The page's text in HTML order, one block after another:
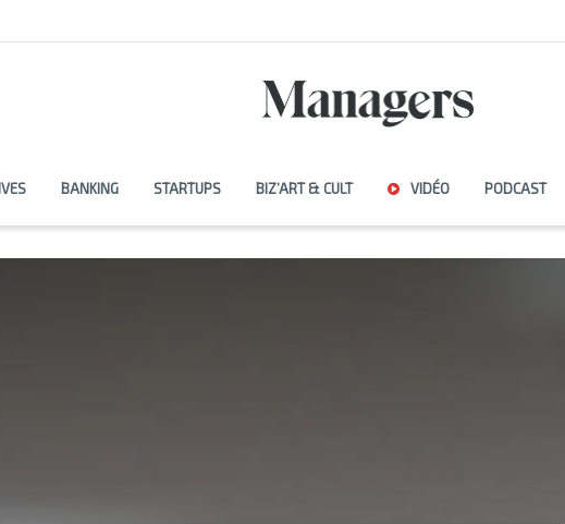
BANKING STARTUPS BIZ’ART & CULT VIDÉO PODCAST